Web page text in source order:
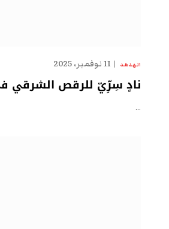
الهدهد 11 نوفمبر، 2025
نادٍ سِرِّيّ للرقص الشرقي
…